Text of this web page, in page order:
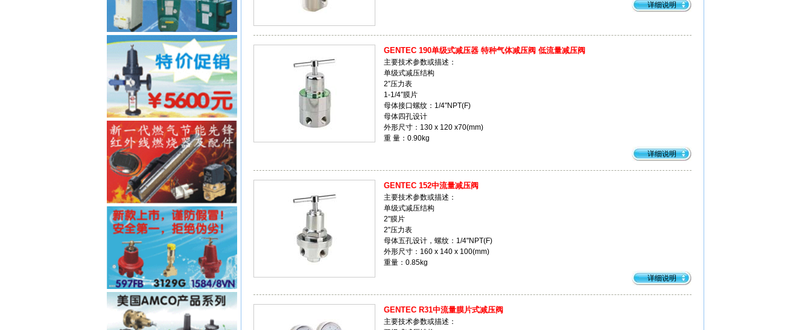
详细说明
GENTEC 190单级式减压器 特种气体减压阀 低流量减压阀
主要技术参数或描述：
单级式减压结构
2″压力表
1-1/4″膜片
母体接口螺纹：1/4"NPT(F)
母体四孔设计
外形尺寸：130 x 120 x70(mm)
重 量：0.90kg
详细说明
GENTEC 152中流量减压阀
主要技术参数或描述：
单级式减压结构
2"膜片
2"压力表
母体五孔设计，螺纹：1/4"NPT(F)
外形尺寸：160 x 140 x 100(mm)
重量：0.85kg
详细说明
GENTEC R31中流量膜片式减压阀
主要技术参数或描述：